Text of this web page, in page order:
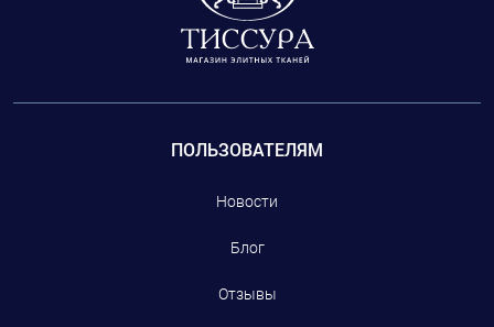
ПОЛЬЗОВАТЕЛЯМ
Новости
Блог
Отзывы